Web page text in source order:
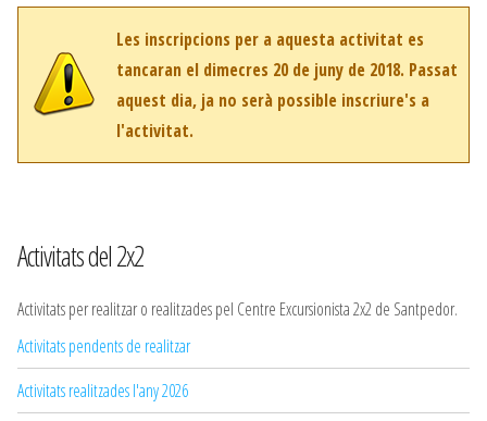
Les inscripcions per a aquesta activitat es
tancaran el dimecres 20 de juny de 2018. Passat
aquest dia, ja no serà possible inscriure's a
l'activitat.
Activitats del 2x2
Activitats per realitzar o realitzades pel Centre Excursionista 2x2 de Santpedor.
Activitats pendents de realitzar
Activitats realitzades l'any 2026